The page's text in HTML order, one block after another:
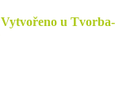
Vytvořeno u Tvorba-